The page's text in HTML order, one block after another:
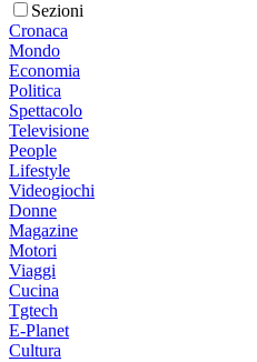
Sezioni
Cronaca
Mondo
Economia
Politica
Spettacolo
Televisione
People
Lifestyle
Videogiochi
Donne
Magazine
Motori
Viaggi
Cucina
Tgtech
E-Planet
Cultura